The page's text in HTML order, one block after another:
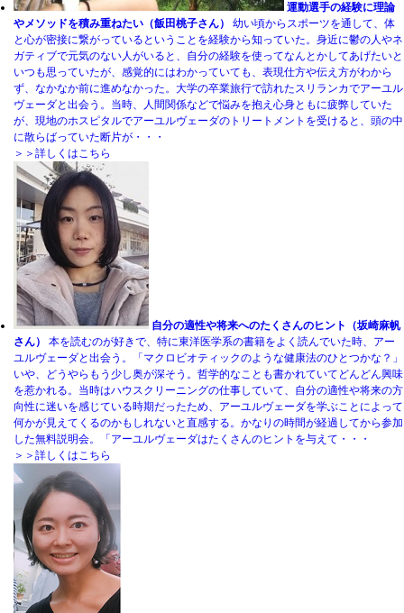
運動選手の経験に理論
やメソッドを積み重ねたい（飯田桃子さん）
幼い頃からスポーツを通して、体
と心が密接に繋がっているということを経験から知っていた。身近に鬱の人やネ
ガティブで元気のない人がいると、自分の経験を使ってなんとかしてあげたいと
いつも思っていたが、感覚的にはわかっていても、表現仕方や伝え方がわから
ず、なかなか前に進めなかった。大学の卒業旅行で訪れたスリランカでアーユル
ヴェーダと出会う。当時、人間関係などで悩みを抱え心身ともに疲弊していた
が、現地のホスピタルでアーユルヴェーダのトリートメントを受けると、頭の中
に散らばっていた断片が・・・
＞＞詳しくはこちら
自分の適性や将来へのたくさんのヒント（坂崎麻帆
さん）
本を読むのが好きで、特に東洋医学系の書籍をよく読んでいた時、アー
ユルヴェーダと出会う。「マクロビオティックのような健康法のひとつかな？」
いや、どうやらもう少し奥が深そう。哲学的なことも書かれていてどんどん興味
を惹かれる。当時はハウスクリーニングの仕事していて、自分の適性や将来の方
向性に迷いを感じている時期だったため、アーユルヴェーダを学ぶことによって
何かが見えてくるのかもしれないと直感する。かなりの時間が経過してから参加
した無料説明会。「アーユルヴェーダはたくさんのヒントを与えて・・・
＞＞詳しくはこちら